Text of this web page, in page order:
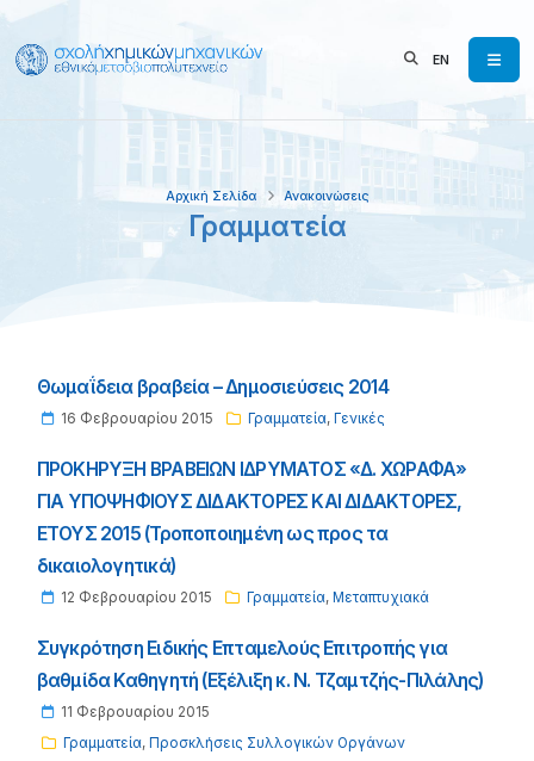
EN
Γραμματεία
Αρχική Σελίδα Ανακοινώσεις
Θωμαΐδεια βραβεία – Δημοσιεύσεις 2014
16 Φεβρουαρίου 2015 Γραμματεία, Γενικές
ΠΡΟΚΗΡΥΞΗ ΒΡΑΒΕΙΩΝ ΙΔΡΥΜΑΤΟΣ «Δ. ΧΩΡΑΦΑ»
ΓΙΑ ΥΠΟΨΗΦΙΟΥΣ ΔΙΔΑΚΤΟΡΕΣ ΚΑΙ ΔΙΔΑΚΤΟΡΕΣ,
ΕΤΟΥΣ 2015 (Τροποποιημένη ως προς τα
δικαιολογητικά)
12 Φεβρουαρίου 2015 Γραμματεία, Μεταπτυχιακά
Συγκρότηση Ειδικής Επταμελούς Επιτροπής για
βαθμίδα Καθηγητή (Εξέλιξη κ. Ν. Τζαμτζής-Πιλάλης)
11 Φεβρουαρίου 2015
Γραμματεία, Προσκλήσεις Συλλογικών Οργάνων